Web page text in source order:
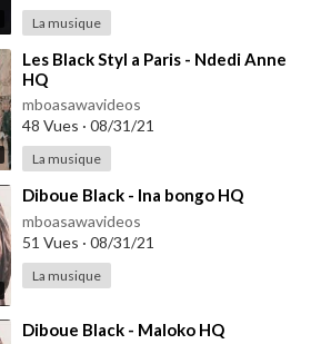
La musique
⁣Les Black Styl a Paris - Ndedi Anne
HQ
mboasawavideos
48 Vues · 08/31/21
La musique
⁣Diboue Black - Ina bongo HQ
mboasawavideos
51 Vues · 08/31/21
La musique
⁣Diboue Black - Maloko HQ